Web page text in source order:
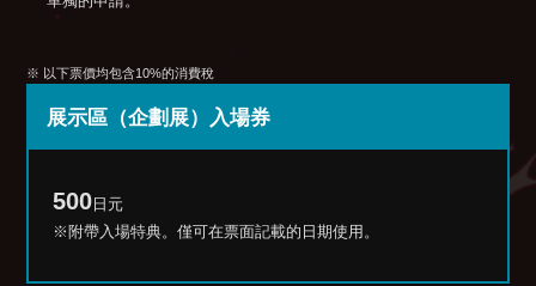
※ 以下票價均包含10%的消費稅
展示區 （企劃展） 入場券
500 日元
※附帶入場特典。僅可在票面記載的日期使用。